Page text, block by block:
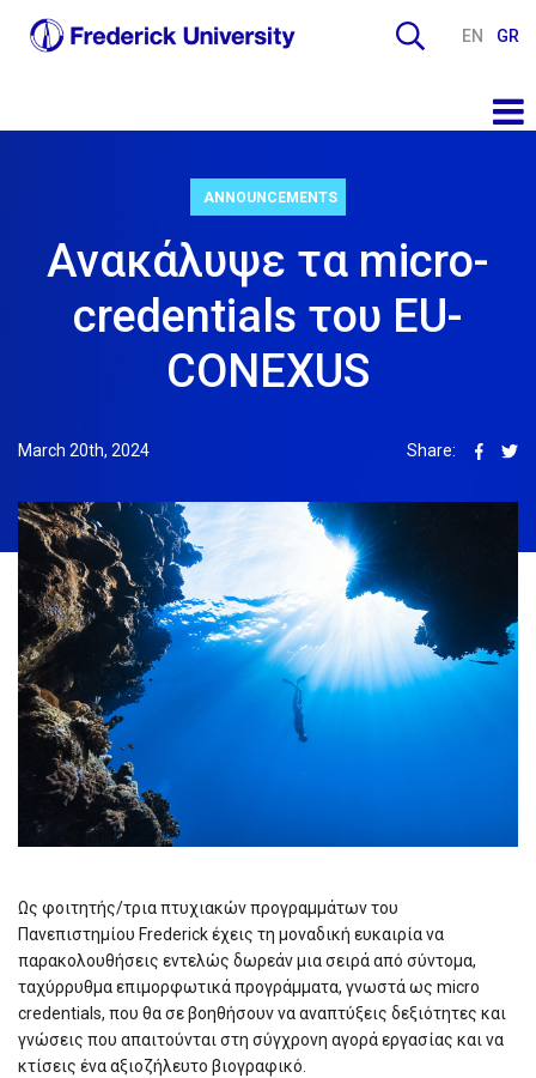
EN GR
ANNOUNCEMENTS
Ανακάλυψε τα micro-
credentials του EU-
CONEXUS
March 20th, 2024 Share:
Ως φοιτητής/τρια πτυχιακών προγραμμάτων του
Πανεπιστημίου Frederick έχεις τη μοναδική ευκαιρία να
παρακολουθήσεις εντελώς δωρεάν μια σειρά από σύντομα,
ταχύρρυθμα επιμορφωτικά προγράμματα, γνωστά ως micro
credentials, που θα σε βοηθήσουν να αναπτύξεις δεξιότητες και
γνώσεις που απαιτούνται στη σύγχρονη αγορά εργασίας και να
κτίσεις ένα αξιοζήλευτο βιογραφικό.